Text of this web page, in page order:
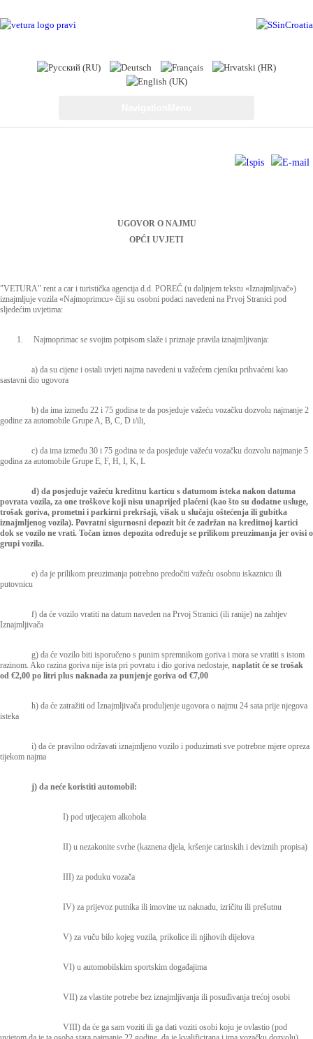
UGOVOR O NAJMU
OPĆI UVJETI
"VETURA" rent a car i turistička agencija d.d. POREČ (u daljnjem tekstu «Iznajmljivač»)
iznajmljuje vozila «Najmoprimcu» čiji su osobni podaci navedeni na Prvoj Stranici pod
sljedećim uvjetima:
1. Najmoprimac se svojim potpisom slaže i priznaje pravila iznajmljivanja:
a) da su cijene i ostali uvjeti najma navedeni u važećem cjeniku prihvaćeni kao
sastavni dio ugovora
b) da ima između 22 i 75 godina te da posjeduje važeću vozačku dozvolu najmanje 2
godine za automobile Grupe A, B, C, D i/ili,
c) da ima između 30 i 75 godina te da posjeduje važeću vozačku dozvolu najmanje 5
godina za automobile Grupe E, F, H, I, K, L
d) da posjeduje važeću kreditnu karticu s datumom isteka nakon datuma
povrata vozila, za one troškove koji nisu unaprijed plaćeni (kao što su dodatne usluge,
trošak goriva, prometni i parkirni prekršaji, višak u slučaju oštećenja ili gubitka
iznajmljenog vozila). Povratni sigurnosni depozit bit će zadržan na kreditnoj kartici
dok se vozilo ne vrati. Točan iznos depozita određuje se prilikom preuzimanja jer ovisi o
grupi vozila.
e) da je prilikom preuzimanja potrebno predočiti važeću osobnu iskaznicu ili
putovnicu
f) da će vozilo vratiti na datum naveden na Prvoj Stranici (ili ranije) na zahtjev
Iznajmljivača
g) da će vozilo biti isporučeno s punim spremnikom goriva i mora se vratiti s istom
razinom. Ako razina goriva nije ista pri povratu i dio goriva nedostaje, naplatit će se trošak
od €2,00 po litri plus naknada za punjenje goriva od €7,00
h) da će zatražiti od Iznajmljivača produljenje ugovora o najmu 24 sata prije njegova
isteka
i) da će pravilno održavati iznajmljeno vozilo i poduzimati sve potrebne mjere opreza
tijekom najma
j) da neće koristiti automobil:
I) pod utjecajem alkohola
II) u nezakonite svrhe (kaznena djela, kršenje carinskih i deviznih propisa)
III) za poduku vozača
IV) za prijevoz putnika ili imovine uz naknadu, izričitu ili prešutnu
V) za vuču bilo kojeg vozila, prikolice ili njihovih dijelova
VI) u automobilskim sportskim događajima
VII) za vlastite potrebe bez iznajmljivanja ili posuđivanja trećoj osobi
VIII) da će ga sam voziti ili ga dati voziti osobi koju je ovlastio (pod